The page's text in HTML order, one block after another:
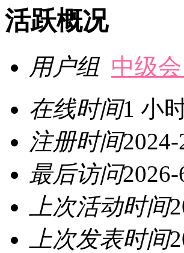
活跃概况
用户组 中级
在线时间1 小
注册时间
最后访问
上次活动时间
上次发表时间